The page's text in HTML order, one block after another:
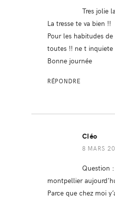
Tres jolie
La tresse te va bien !!
Pour les habitudes
toutes !! ne t inquiete
Bonne journée
RÉPONDRE
Cléo
8 MARS
Question
montpellier
Parce que chez moi